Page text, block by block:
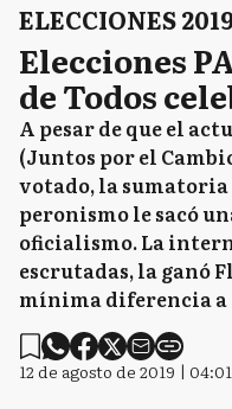
ELECCIONES
Elecciones
de Todos
A pesar de que el
(Juntos por el
votado, la sumatoria
peronismo le sacó
oficialismo. La
escrutadas, la ganó
mínima diferencia a
12 de agosto de 2019 | 04:01